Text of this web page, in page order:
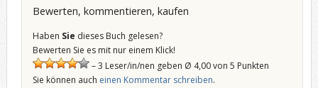
Bewerten, kommentieren, kaufen
Haben Sie dieses Buch gelesen?
Bewerten Sie es mit nur einem Klick!
– 3 Leser/in/nen geben Ø 4,00 von 5 Punkten
Sie können auch einen Kommentar schreiben.